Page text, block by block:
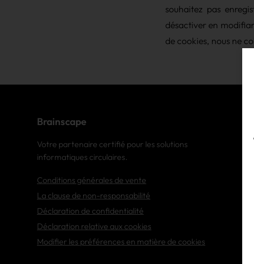
souhaitez pas
désactiver en
de cookies, nous ne
Brainscape
Votre partenaire certifié pour les solutions
informatiques circulaires.
Conditions générales de vente
La clause de non-responsabilité
Déclaration de confidentialité
Déclaration relative aux cookies
Modifier les préférences en matière de cookies
'